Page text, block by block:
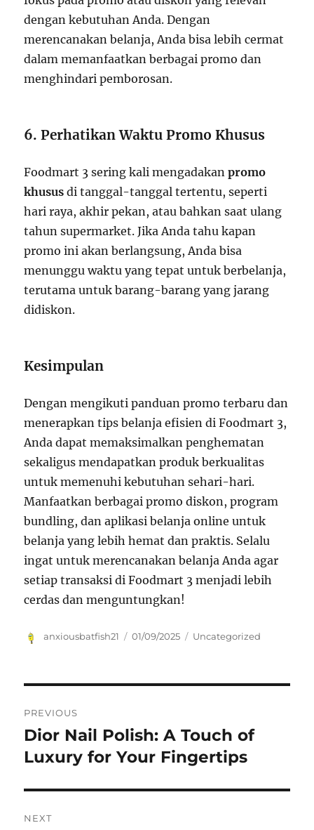
dengan kebutuhan Anda. Dengan
merencanakan belanja, Anda bisa lebih cermat
dalam memanfaatkan berbagai promo dan
menghindari pemborosan.
6. Perhatikan Waktu Promo Khusus
Foodmart 3 sering kali mengadakanpromo
khusus di tanggal-tanggal tertentu, seperti
hari raya, akhir pekan, atau bahkan saat ulang
tahun supermarket. Jika Anda tahu kapan
promo ini akan berlangsung, Anda bisa
menunggu waktu yang tepat untuk berbelanja,
terutama untuk barang-barang yang jarang
didiskon.
Kesimpulan
Dengan mengikuti panduan promo terbaru dan
menerapkan tips belanja efisien di Foodmart 3,
Anda dapat memaksimalkan penghematan
sekaligus mendapatkan produk berkualitas
untuk memenuhi kebutuhan sehari-hari.
Manfaatkan berbagai promo diskon, program
bundling, dan aplikasi belanja online untuk
belanja yang lebih hemat dan praktis. Selalu
ingat untuk merencanakan belanja Anda agar
setiap transaksi di Foodmart 3 menjadi lebih
cerdas dan menguntungkan!
Author
anxiousbatfish21
Posted
01/09/2025 Categories
Uncategorized
pos
PREVIOUS
Previous
post:
Dior Nail Polish: A Touch of
Luxury for Your Fingertips
NEXT